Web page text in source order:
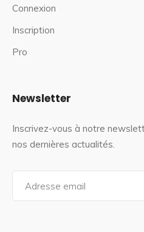
Connexion
Inscription
Pro
Newsletter
Inscrivez-vous à notre
nos dernières actualités.
a